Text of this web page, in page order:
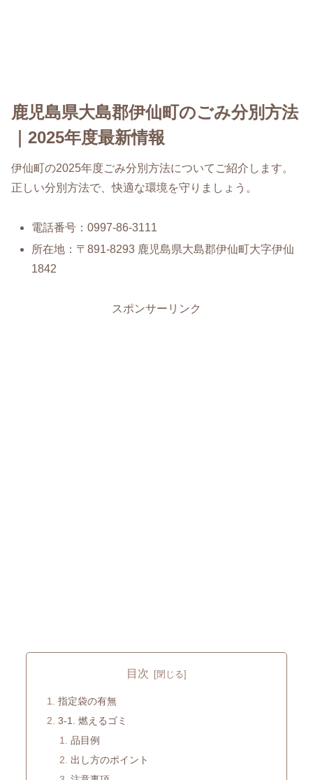
鹿児島県大島郡伊仙町のごみ分別方法
｜2025年度最新情報
伊仙町の2025年度ごみ分別方法についてご紹介します。
正しい分別方法で、快適な環境を守りましょう。
電話番号：0997-86-3111
所在地：〒891-8293 鹿児島県大島郡伊仙町大字伊仙
1842
スポンサーリンク
目次
指定袋の有無
3-1. 燃えるゴミ
品目例
出し方のポイント